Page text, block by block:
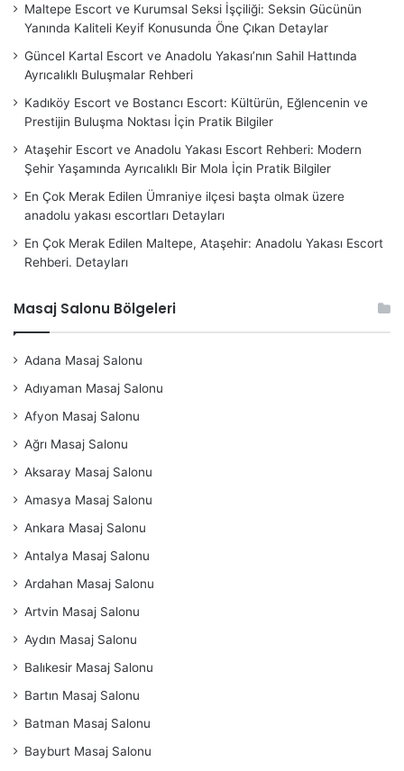
Maltepe Escort ve Kurumsal Seksi İşçiliği: Seksin Gücünün
Yanında Kaliteli Keyif Konusunda Öne Çıkan Detaylar
Güncel Kartal Escort ve Anadolu Yakası’nın Sahil Hattında
Ayrıcalıklı Buluşmalar Rehberi
Kadıköy Escort ve Bostancı Escort: Kültürün, Eğlencenin ve
Prestijin Buluşma Noktası İçin Pratik Bilgiler
Ataşehir Escort ve Anadolu Yakası Escort Rehberi: Modern
Şehir Yaşamında Ayrıcalıklı Bir Mola İçin Pratik Bilgiler
En Çok Merak Edilen Ümraniye ilçesi başta olmak üzere
anadolu yakası escortları Detayları
En Çok Merak Edilen Maltepe, Ataşehir: Anadolu Yakası Escort
Rehberi. Detayları
Masaj Salonu Bölgeleri
Adana Masaj Salonu
Adıyaman Masaj Salonu
Afyon Masaj Salonu
Ağrı Masaj Salonu
Aksaray Masaj Salonu
Amasya Masaj Salonu
Ankara Masaj Salonu
Antalya Masaj Salonu
Ardahan Masaj Salonu
Artvin Masaj Salonu
Aydın Masaj Salonu
Balıkesir Masaj Salonu
Bartın Masaj Salonu
Batman Masaj Salonu
Bayburt Masaj Salonu